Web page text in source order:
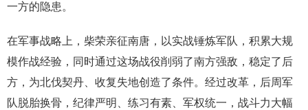
一方的隐患。
在军事战略上，柴荣亲征南唐，以实战锤炼军队，积累大规
模作战经验，同时通过这场战役削弱了南方强敌，稳定了后
方，为北伐契丹、收复失地创造了条件。经过改革，后周军
队脱胎换骨，纪律严明、练习有素、军权统一，战斗力大幅